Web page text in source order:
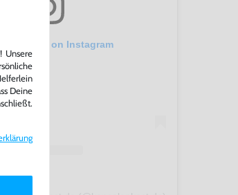
this post on Instagram
Unsere
Deine